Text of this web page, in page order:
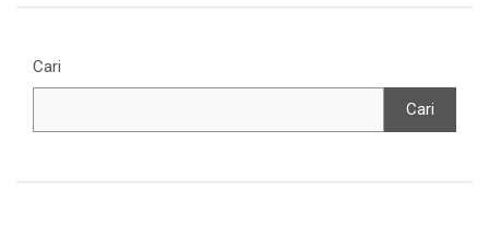
Cari
Cari